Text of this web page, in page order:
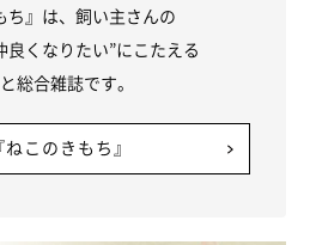
ち』は、飼い主さんの
良くなりたい”にこたえる
総合雑誌です。
このきもち』